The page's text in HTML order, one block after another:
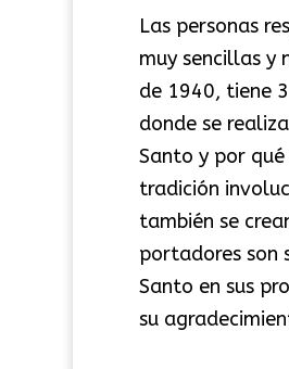
Las personas
muy sencillas y
de 1940, tiene
donde se
Santo y por
tradición
también se
portadores son
Santo en sus
su